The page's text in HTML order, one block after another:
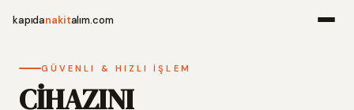
kapıdanakitalım.com
GÜVENLI & HIZLI İŞLEM
CİHAZINI